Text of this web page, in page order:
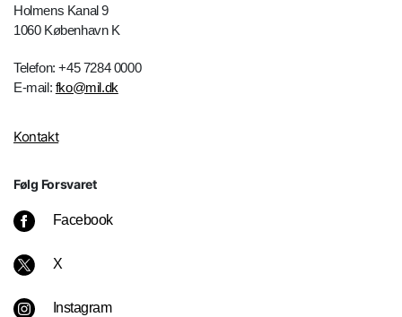
Holmens Kanal 9
1060 København K
Telefon: +45 7284 0000
E-mail: fko@mil.dk
Kontakt
Følg Forsvaret
Facebook
X
Instagram